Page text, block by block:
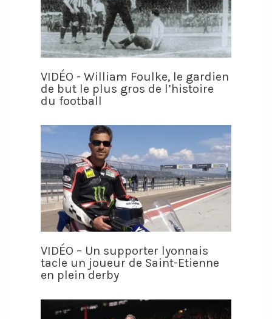
VIDÉO - William Foulke, le gardien
de but le plus gros de l’histoire
du football
VIDÉO – Un supporter lyonnais
tacle un joueur de Saint-Etienne
en plein derby